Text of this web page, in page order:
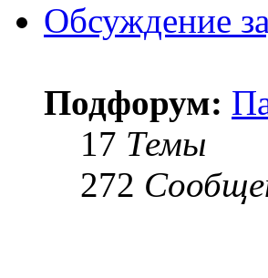
Обсуждение
Подфорум:
17 Темы
272